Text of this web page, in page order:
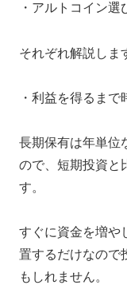
・アルトコイン選
それぞれ解説しま
・利益を得るまで
長期保有は年単位
ので、短期投資と
す。
すぐに資金を増や
置するだけなので
もしれません。